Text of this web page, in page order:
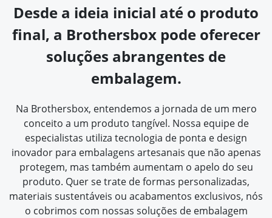
Desde a ideia inicial até o produto
final, a Brothersbox pode oferecer
soluções abrangentes de
embalagem.
Na Brothersbox, entendemos a jornada de um mero
conceito a um produto tangível. Nossa equipe de
especialistas utiliza tecnologia de ponta e design
inovador para embalagens artesanais que não apenas
protegem, mas também aumentam o apelo do seu
produto. Quer se trate de formas personalizadas,
materiais sustentáveis ou acabamentos exclusivos, nós
o cobrimos com nossas soluções de embalagem